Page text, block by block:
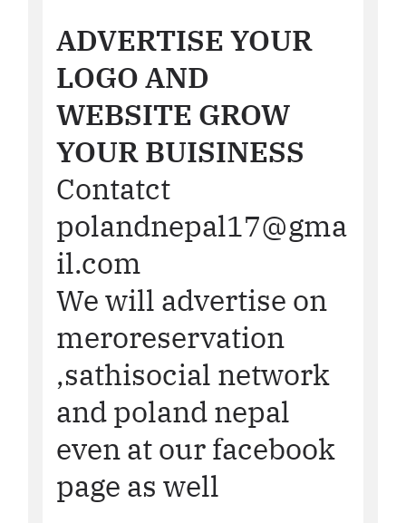
ADVERTISE YOUR
LOGO AND
WEBSITE GROW
YOUR BUISINESS
Contatct
polandnepal17@gma
il.com
We will advertise on
meroreservation
,sathisocial network
and poland nepal
even at our facebook
page as well